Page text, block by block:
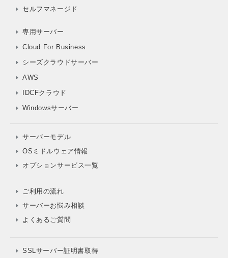
セルフマネージド
専用サーバー
Cloud For Business
シーズクラウドサーバー
AWS
IDCFクラウド
Windowsサーバー
サーバーモデル
OSミドルウェア情報
オプションサービス一覧
ご利用の流れ
サーバーお悩み相談
よくあるご質問
SSLサーバー証明書取得